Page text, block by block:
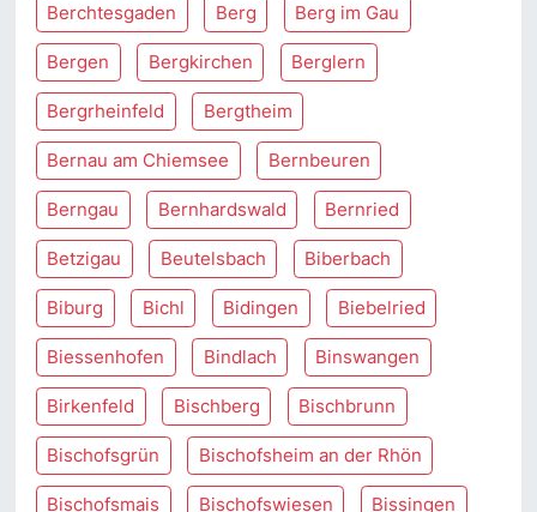
Berchtesgaden Berg Berg im Gau
Bergen Bergkirchen Berglern
Bergrheinfeld Bergtheim
Bernau am Chiemsee Bernbeuren
Berngau Bernhardswald Bernried
Betzigau Beutelsbach Biberbach
Biburg Bichl Bidingen Biebelried
Biessenhofen Bindlach Binswangen
Birkenfeld Bischberg Bischbrunn
Bischofsgrün Bischofsheim an der Rhön
Bischofsmais Bischofswiesen Bissingen